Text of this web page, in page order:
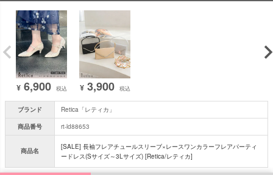
¥ 6,900 税込 ¥ 3,900 税込
ブランド
Retica「レティカ」
商品番号
rt-ld88653
商品名
[SALE] 長袖フレアチュールスリーブ×レースワンカラーフレアパーティ
ードレス(Sサイズ～3Lサイズ) [Retica/レティカ]